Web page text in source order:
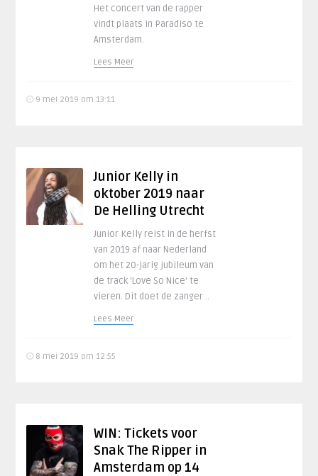
Het concert van de rapper
vindt plaats in Paradiso te
Amsterdam.
Lees Meer
9 mei 2019 om 13:11
Junior Kelly in
oktober 2019 naar
De Helling Utrecht
Junior Kelly reist in de herfst
van 2019 af naar Nederland
om het 20-jarig jubileum van
de track ‘Love So Nice‘ te
vieren. Dit doet de zanger ..
Lees Meer
8 mei 2019 om 12:55
WIN: Tickets voor
Snak The Ripper in
Amsterdam op 14